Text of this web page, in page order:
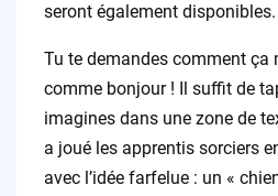
seront également disponibles.
Tu te demandes comment ça
comme bonjour ! Il suffit de
imagines dans une zone de
a joué les apprentis sorciers
avec l’idée farfelue : un «